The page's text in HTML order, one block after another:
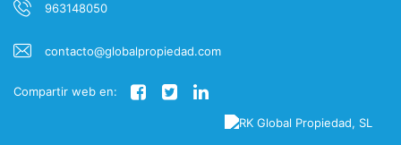
963148050
contacto@globalpropiedad.com
Compartir web en: